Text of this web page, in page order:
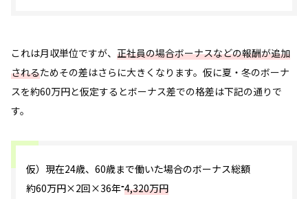
これは月収単位ですが、 正社員の場合ボーナスなどの報酬が追加
されるためその差はさらに大きくなります。仮に夏・冬のボーナ
スを約60万円と仮定するとボーナス差での格差は下記の通りで
す。
仮）現在24歳、60歳まで働いた場合のボーナス総額
約60万円×2回×36年⁼4,320万円